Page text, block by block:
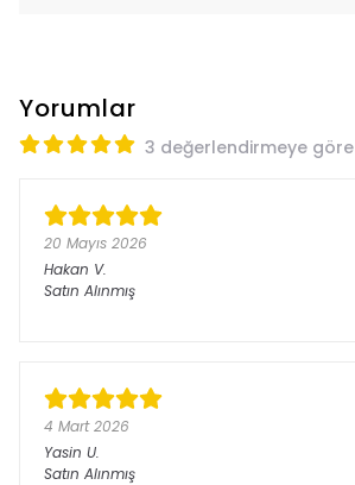
Yorumlar
3 değerlendirmeye göre
20 Mayıs 2026
Hakan V.
Satın Alınmış
4 Mart 2026
Yasin U.
Satın Alınmış